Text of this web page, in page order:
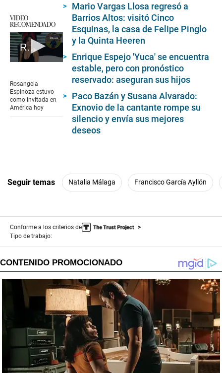
VIDEO
RECOMENDADO
Rosangela Espinoza se molesta con preguntas sobre Christian Cueva
of
3
minutes,
16
Rosangela
Espinoza estuvo
como invitada en
América hoy
Mario Vargas Llosa regresó a
Barrios Altos: visitó Cinco
Esquinas, la casa de Felipe Pinglo
y la Quinta Heeren
Enrique Espejo 'Yuca' se encuentra
estable, pero con pronóstico
reservado: aseguran sus hijos
Paco Bazán y Susana Alvarado:
Exnovio de la cantante rompe su
silencio y envía sus mejores
deseos
Seguir temas Natalia Málaga Francisco García Ayllón
Conforme a los criterios de
Tipo de trabajo: